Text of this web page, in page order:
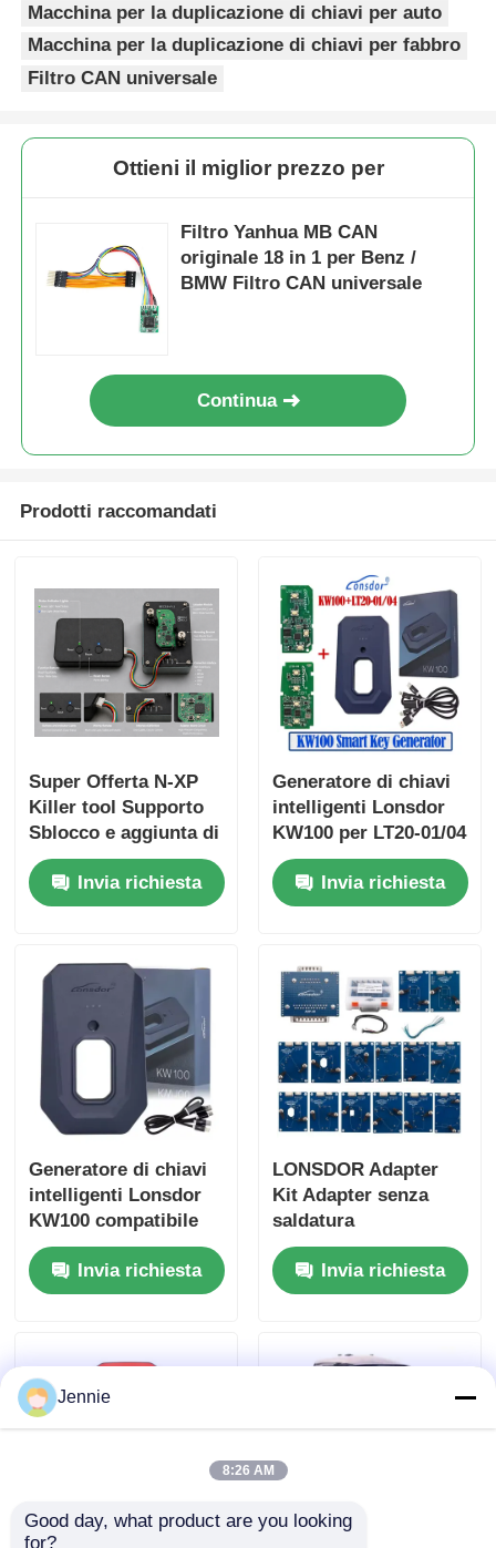
Chiavi automatiche
Fresa ad angolo singolo
programmatore di chiave dell'automobile
chip del risponditore
Macchina per la duplicazione di chiavi per auto
Macchina per la duplicazione di chiavi per fabbro
Filtro CAN universale
Ottieni il miglior prezzo per
Filtro Yanhua MB CAN
originale 18 in 1 per Benz /
BMW Filtro CAN universale
Continua
Prodotti raccomandati
Super Offerta N-XP
Killer tool Supporto
Sblocco e aggiunta di
tutte le chiavi N-XP
NCF29XX Chip Smart
Remote Key Clone
adattatore Per tutte le
marche Entrambe le
chiavi originali del
mercato secondario
Invia richiesta
Generatore di chiavi
intelligenti Lonsdor
KW100 per LT20-01/04
Supporta tutte le
chiavi perse e
aggiunta di chiavi
Invia richiesta
Generatore di chiavi
intelligenti Lonsdor
KW100 compatibile
con telecomandi
LT20, supporta tutte
le chiavi perse e
Invia richiesta
LONSDOR Adapter
Kit Adapter senza
saldatura
crittografato 14 pezzi
Invia richiesta
Jennie
8:26 AM
Good day, what product are you looking
for?